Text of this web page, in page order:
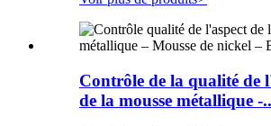
Contrôle de la qualité de
de la mousse métallique -